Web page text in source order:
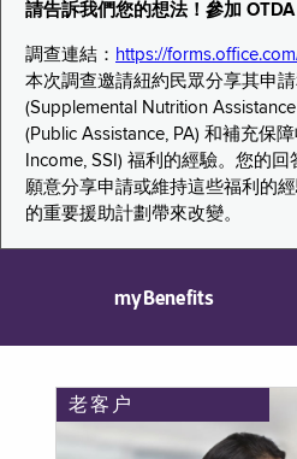
請告訴我們您的想法！參加 OTDA
調查連結： https://
本次調查邀請紐約民眾分享其申
(Supplemental Nutrition
(Public Assistance, PA) 和補充保
Income, SSI) 福利的經驗。您的
願意分享申請或維持這些福利的
的重要援助計劃帶來改變。
myBenefits
老客户